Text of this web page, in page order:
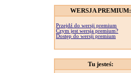
WERSJA PREMIUM:
Przejdź do wersji premium
Czym jest wersja premium?
Dostęp do wersji premium
Tu jesteś: